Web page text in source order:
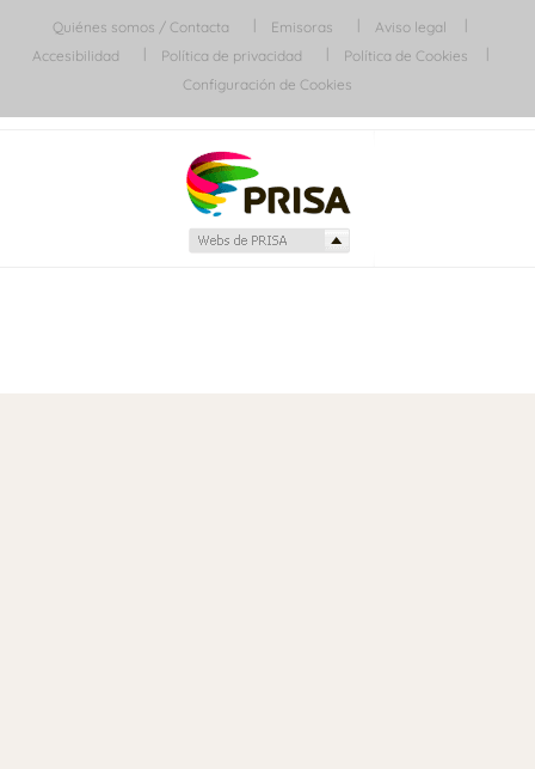
Quiénes somos / Contacta Emisoras
Aviso legal
Accesibilidad
Política de privacidad
Política de Cookies
Configuración de Cookies